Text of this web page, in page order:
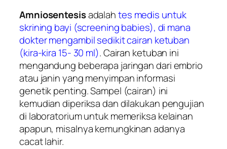
Amniosentesisadalahtes medis untuk
skrining bayi (screening babies), di mana
dokter mengambil sedikit cairan ketuban
(kira-kira 15- 30 ml). Cairan ketuban ini
mengandung beberapa jaringan dari embrio
atau janin yang menyimpan informasi
genetik penting. Sampel (cairan) ini
kemudian diperiksa dan dilakukan pengujian
di laboratorium untuk memeriksa kelainan
apapun, misalnya kemungkinan adanya
cacat lahir.